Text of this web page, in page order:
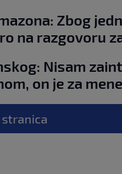
Zbog
na razgovoru
Nisam
on je za
stranica